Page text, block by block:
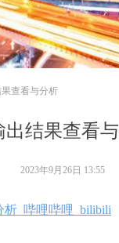
出结果查看
查看与分析
_哔哩哔哩_bilibili
2023年9月26日 13:55